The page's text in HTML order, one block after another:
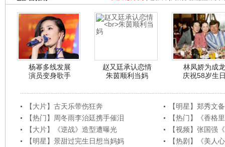
杨幂多线发展
演员变身歌手
赵又廷承认恋情
朱茵顺利当妈
林凤娇为成龙
庆祝58岁生
【大片】古天乐带伤狂奔
【明星】郑秀文
【热门】周冬雨李治廷携手催泪
【热门】《香格
【大片】《逆战》造型遭曝光
【视频】张国强
【明星】景甜过完生日想当妈妈
【热剧】《美人